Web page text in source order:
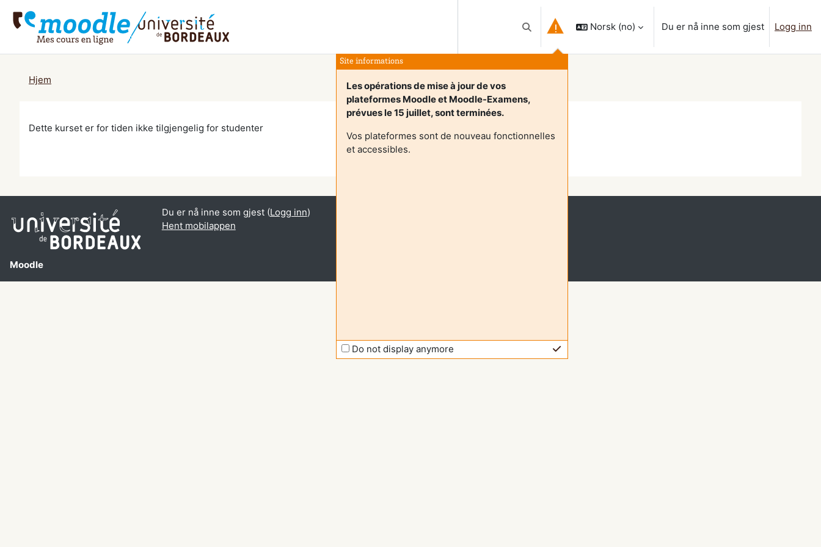
Veksle inndata for søk
Site informations
Les opérations de mise à jour de vos
plateformes Moodle et Moodle-Examens,
prévues le 15 juillet, sont terminées.
Vos plateformes sont de nouveau fonctionnelles
et accessibles.
Do not display anymore
Norsk ‎(no)‎ Du er nå inne som gjest Logg inn
Hjem
Dette kurset er for tiden ikke tilgjengelig for studenter
Fortsett
Moodle
Du er nå inne som gjest (Logg inn)
Hent mobilappen